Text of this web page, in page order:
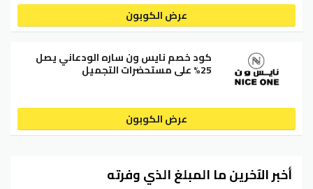
عرض الكوبون
كود خصم نايس ون ساره الودعاني يصل
25% على مستحضرات التجميل
عرض الكوبون
أخبر الآخرين ما المبلغ الذي وفرته